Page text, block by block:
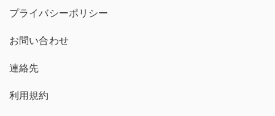
プライバシーポリシー
お問い合わせ
連絡先
利用規約